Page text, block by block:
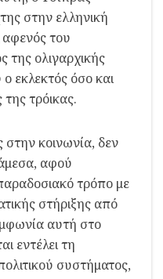
στην ελληνική
αφενός του
της ολιγαρχικής
εκλεκτός όσο και
τρόικας.
στην κοινωνία, δεν
αφού
τρόπο με
στήριξης από
αυτή στο
εντέλει τη
συστήματος,